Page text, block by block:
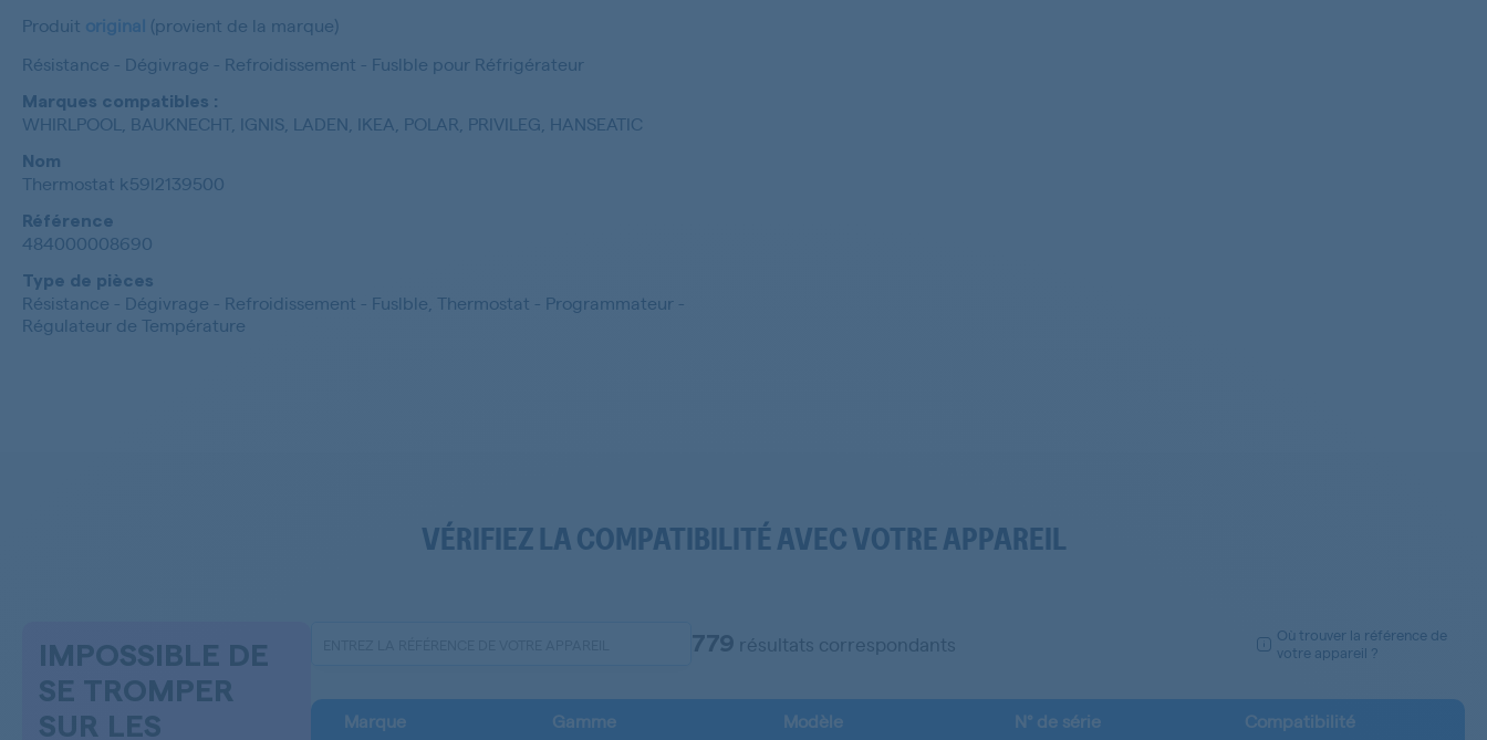
Produit original (provient de la marque)
Résistance - Dégivrage - Refroidissement - Fuslble pour Réfrigérateur
Marques compatibles :
WHIRLPOOL, BAUKNECHT, IGNIS, LADEN, IKEA, POLAR, PRIVILEG, HANSEATIC
Nom
Thermostat k59l2139500
Référence
484000008690
Type de pièces
Résistance - Dégivrage - Refroidissement - Fuslble, Thermostat - Programmateur -
Régulateur de Température
VÉRIFIEZ LA COMPATIBILITÉ AVEC VOTRE APPAREIL
IMPOSSIBLE DE
SE TROMPER
SUR LES
779 résultats correspondants
Où trouver la référence de
votre appareil ?
Marque Gamme Modèle N° de série Compatibilité